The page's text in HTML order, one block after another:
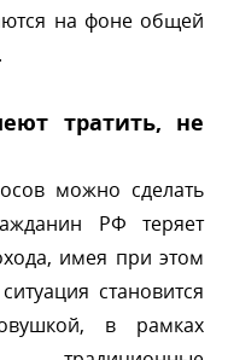
на фоне общей
тратить, не
можно сделать
РФ теряет
имея при этом
становится
в рамках